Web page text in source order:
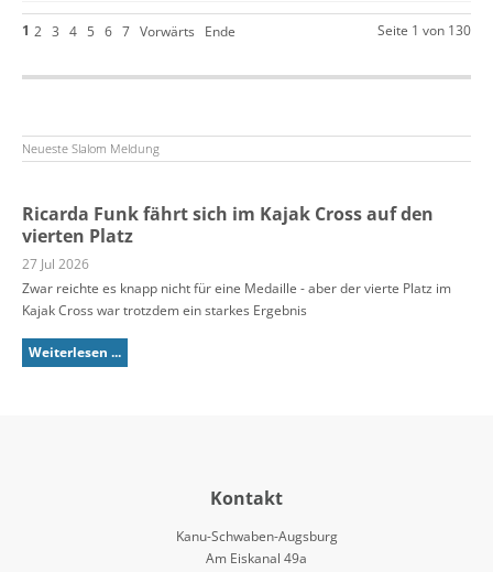
Seite 1 von 130
1 2 3 4 5 6 7 Vorwärts Ende
Neueste Slalom Meldung
Ricarda Funk fährt sich im Kajak Cross auf den
vierten Platz
27 Jul 2026
Zwar reichte es knapp nicht für eine Medaille - aber der vierte Platz im
Kajak Cross war trotzdem ein starkes Ergebnis
Weiterlesen ...
Kontakt
Kanu-Schwaben-Augsburg
Am Eiskanal 49a